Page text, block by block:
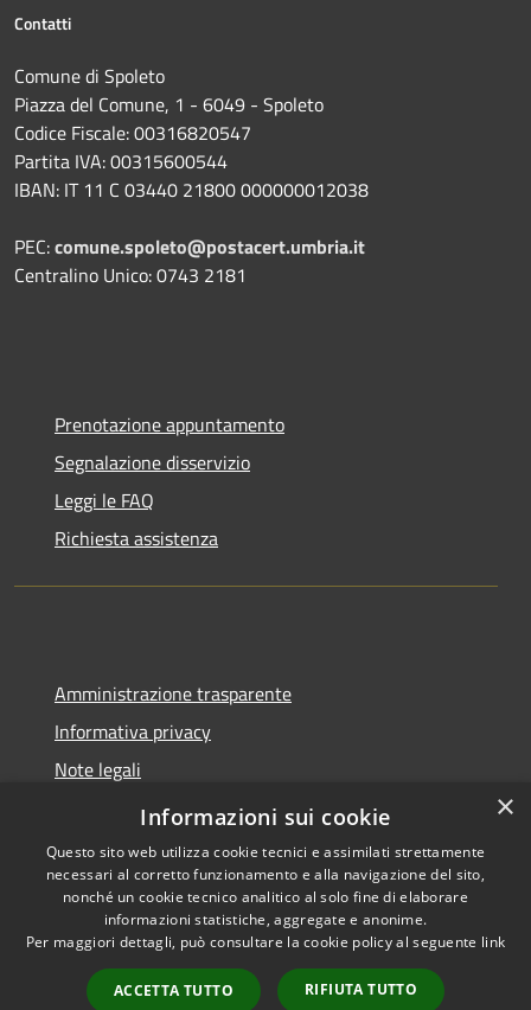
Contatti
Comune di Spoleto
Piazza del Comune, 1 - 6049 - Spoleto
Codice Fiscale: 00316820547
Partita IVA: 00315600544
IBAN: IT 11 C 03440 21800 000000012038
PEC:comune.spoleto@postacert.umbria.it
Centralino Unico: 0743 2181
Prenotazione appuntamento
Segnalazione disservizio
Leggi le FAQ
Richiesta assistenza
Amministrazione trasparente
Informativa privacy
Note legali
Dichiarazione di accessibilità
Accessibilità
Copyright © 2026 • Comune di
Spoleto • Powered by
Municipium•
Accesso
×
Informazioni sui cookie
Questo sito web utilizza cookie tecnici e assimilati strettamente
necessari al corretto funzionamento e alla navigazione del sito,
nonché un cookie tecnico analitico al solo fine di elaborare
informazioni statistiche, aggregate e anonime.
Per maggiori dettagli, può consultare la cookie policy al seguente link
ACCETTA TUTTO RIFIUTA TUTTO